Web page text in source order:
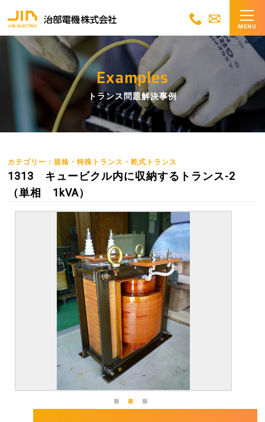
MENU
Examples
トランス問題解決事例
カテゴリー：規格・特殊トランス・乾式トランス
1313 キュービクル内に収納するトランス-2
（単相 1kVA）